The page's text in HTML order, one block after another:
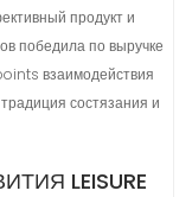
продукт и
победила по выручке
взаимодействия
состязания и
LEISURE